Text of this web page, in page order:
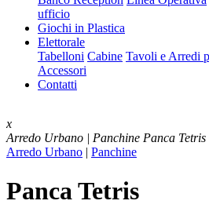
ufficio
Giochi in Plastica
Elettorale
Tabelloni Cabine Tavoli e Arredi
Accessori
Contatti
x
Arredo Urbano | Panchine Panca
Arredo Urbano | Panchine
Panca Tetris